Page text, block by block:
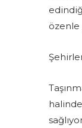
özenle